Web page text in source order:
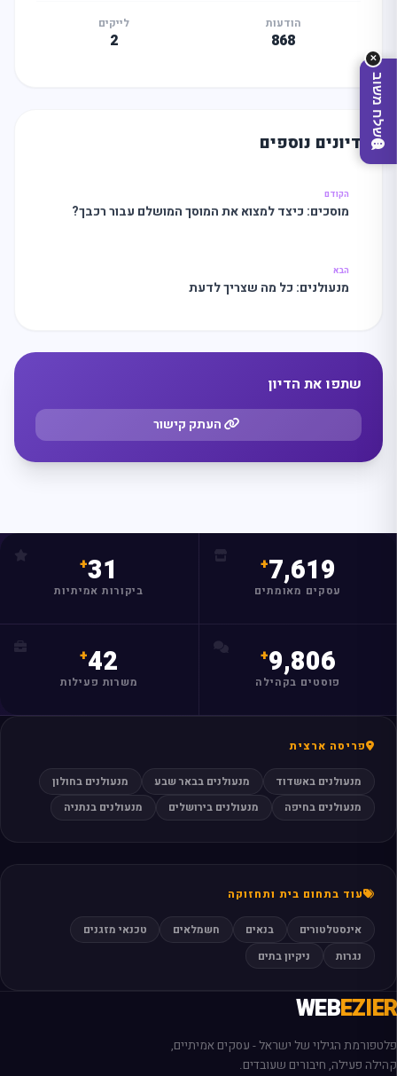
מצאו לי עסק
הודעות
868
לייקים
2
דיונים נוספים
הקודם
מוסכים: כיצד למצוא את המוסך המושלם עבור רכבך?
הבא
מנעולנים: כל מה שצריך לדעת
שתפו את הדיון
העתק קישור
✕
שלח משוב
7,619
עסקים מאומתים
31
ביקורות אמיתיות
9,806
פוסטים בקהילה
42
משרות פעילות
פריסה ארצית
מנעולנים באשדוד מנעולנים בבאר שבע
מנעולנים בחולון
מנעולנים בחיפה
מנעולנים בירושלים מנעולנים בנתניה
עוד בתחום בית ותחזוקה
אינסטלטורים בנאים חשמלאים
טכנאי מזגנים
נגרות
ניקיון בתים
WEBEZIER
פלטפורמת הגילוי של ישראל - עסקים אמיתיים,
קהילה פעילה, חיבורים שעובדים.